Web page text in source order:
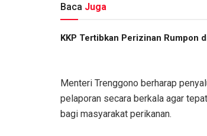
Baca Juga
KKP Tertibkan Perizinan Rumpon
Menteri Trenggono berharap
pelaporan secara berkala agar
bagi masyarakat perikanan.